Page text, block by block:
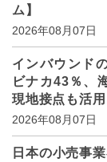
ム】
2026年08月07日
インバウンド
ビナカ43％、
現地接点も活
2026年08月07日
日本の小売事